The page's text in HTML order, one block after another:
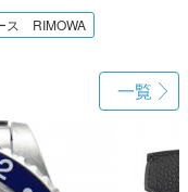
ス RIMOWA
一覧